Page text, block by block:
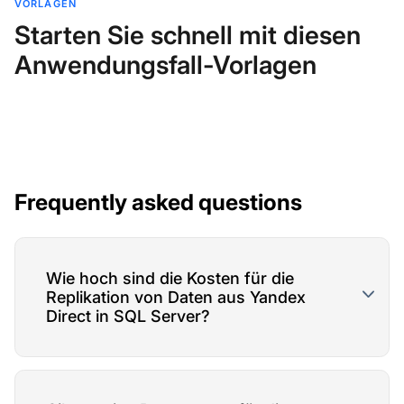
VORLAGEN
Starten Sie schnell mit diesen
Anwendungsfall-Vorlagen
Frequently asked questions
Wie hoch sind die Kosten für die
Replikation von Daten aus Yandex
Direct in SQL Server?